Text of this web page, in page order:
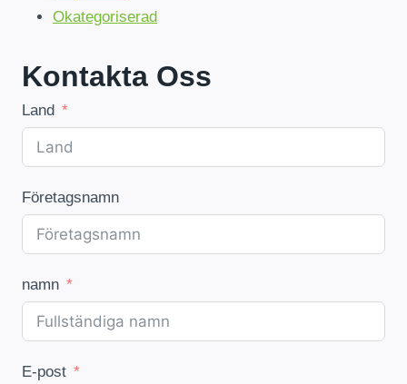
Okategoriserad
Kontakta Oss
Land
Företagsnamn
namn
E-post